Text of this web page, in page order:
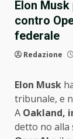
Elon
contro
federale
Redazione
Elon Musk
tribunale, e
A Oakland,
detto no alla